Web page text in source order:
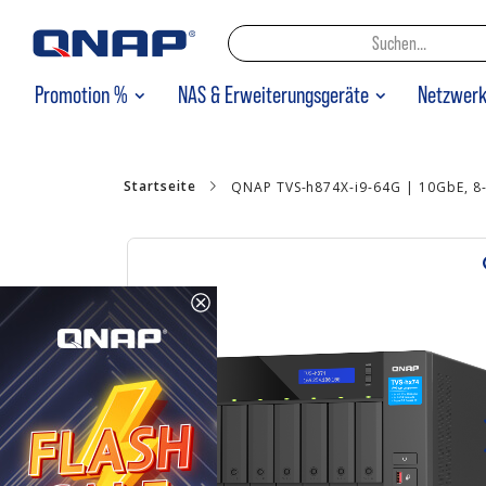
Promotion % NAS & Erweiterungsgeräte Netzwerk
Startseite QNAP TVS-h874X-i9-64G | 10GbE,
Zum
der
Bildgalerie
springen